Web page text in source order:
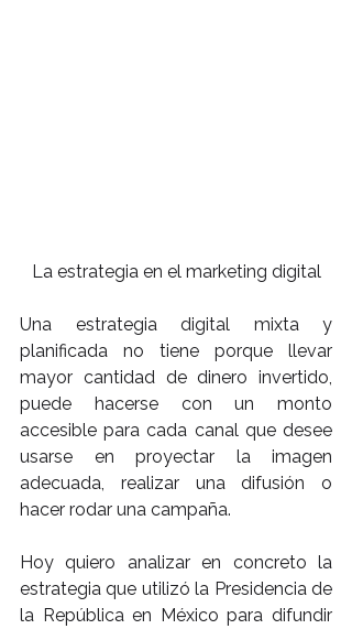
La estrategia en el marketing digital
Una estrategia digital mixta y
planificada no tiene porque llevar
mayor cantidad de dinero invertido,
puede hacerse con un monto
accesible para cada canal que desee
usarse en proyectar la imagen
adecuada, realizar una difusión o
hacer rodar una campaña.
Hoy quiero analizar en concreto la
estrategia que utilizó la Presidencia de
la República en México para difundir